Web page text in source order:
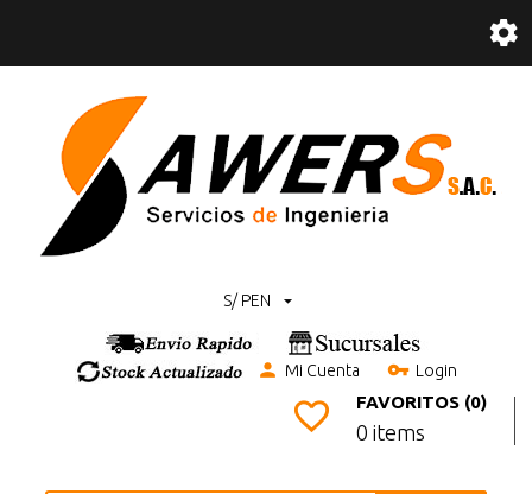
S/ PEN
Mi Cuenta Login
FAVORITOS (0)
0 items